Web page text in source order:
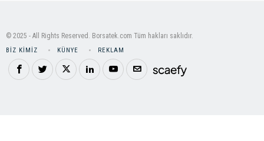
© 2025 - All Rights Reserved. Borsatek.com Tüm hakları saklıdır.
BIZ KIMIZ KÜNYE REKLAM